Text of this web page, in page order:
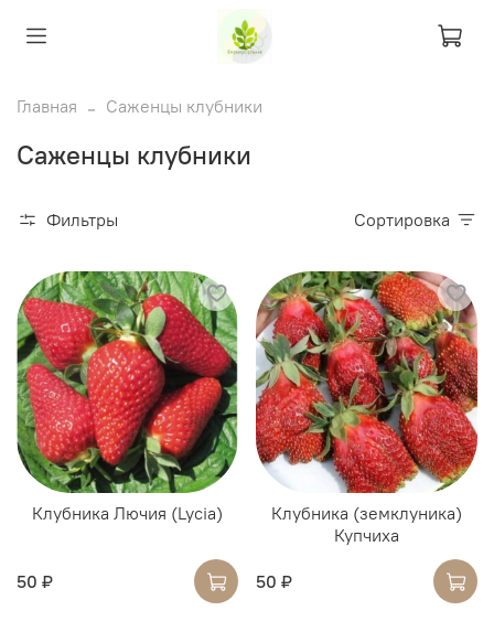
Главная Саженцы клубники
Саженцы клубники
Фильтры Сортировка
Клубника Лючия (Lycia)
50 ₽
Клубника (земклуника)
Купчиха
50 ₽